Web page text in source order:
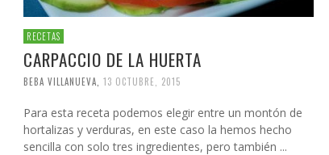
RECETAS
CARPACCIO DE LA HUERTA
BEBA VILLANUEVA 13 OCTUBRE, 2015
Para esta receta podemos elegir entre un montón de
hortalizas y verduras, en este caso la hemos hecho
sencilla con solo tres ingredientes, pero también ...